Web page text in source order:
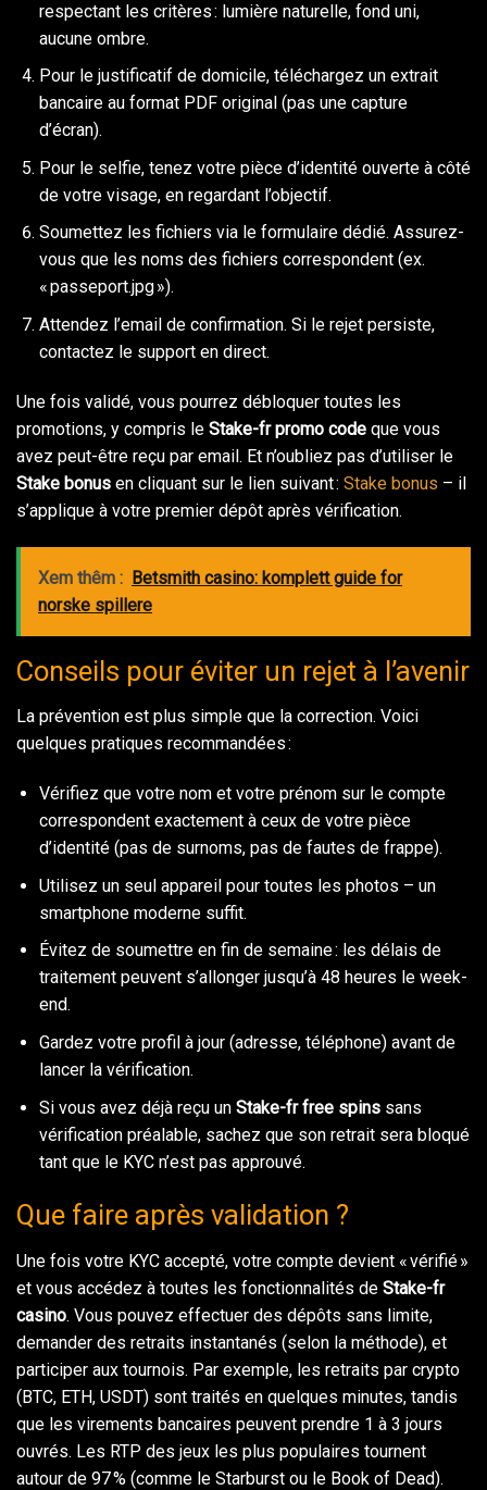
respectant les critères : lumière naturelle, fond uni,
aucune ombre.
Pour le justificatif de domicile, téléchargez un extrait
bancaire au format PDF original (pas une capture
d’écran).
Pour le selfie, tenez votre pièce d’identité ouverte à côté
de votre visage, en regardant l’objectif.
Soumettez les fichiers via le formulaire dédié. Assurez-
vous que les noms des fichiers correspondent (ex.
« passeport.jpg »).
Attendez l’email de confirmation. Si le rejet persiste,
contactez le support en direct.
Une fois validé, vous pourrez débloquer toutes les
promotions, y compris le Stake-fr promo code que vous
avez peut-être reçu par email. Et n’oubliez pas d’utiliser le
Stake bonus en cliquant sur le lien suivant : Stake bonus – il
s’applique à votre premier dépôt après vérification.
Xem thêm : Betsmith casino: komplett guide for
norske spillere
Conseils pour éviter un rejet à l’avenir
La prévention est plus simple que la correction. Voici
quelques pratiques recommandées :
Vérifiez que votre nom et votre prénom sur le compte
correspondent exactement à ceux de votre pièce
d’identité (pas de surnoms, pas de fautes de frappe).
Utilisez un seul appareil pour toutes les photos – un
smartphone moderne suffit.
Évitez de soumettre en fin de semaine : les délais de
traitement peuvent s’allonger jusqu’à 48 heures le week-
end.
Gardez votre profil à jour (adresse, téléphone) avant de
lancer la vérification.
Si vous avez déjà reçu un Stake-fr free spinssans
vérification préalable, sachez que son retrait sera bloqué
tant que le KYC n’est pas approuvé.
Que faire après validation ?
Une fois votre KYC accepté, votre compte devient « vérifié »
et vous accédez à toutes les fonctionnalités de Stake-fr
casino. Vous pouvez effectuer des dépôts sans limite,
demander des retraits instantanés (selon la méthode), et
participer aux tournois. Par exemple, les retraits par crypto
(BTC, ETH, USDT) sont traités en quelques minutes, tandis
que les virements bancaires peuvent prendre 1 à 3 jours
ouvrés. Les RTP des jeux les plus populaires tournent
autour de 97 % (comme le Starburst ou le Book of Dead).